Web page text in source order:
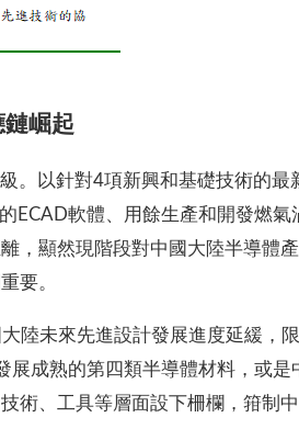
鏈崛起
。以針對4項新興和基礎技術的
軟體、用餘生產和開發燃
，顯然現階段對中國大陸半導體
要。
陸未來先進設計發展進度延緩，
成熟的第四類半導體材料，或
術、工具等層面設下柵欄，箝制